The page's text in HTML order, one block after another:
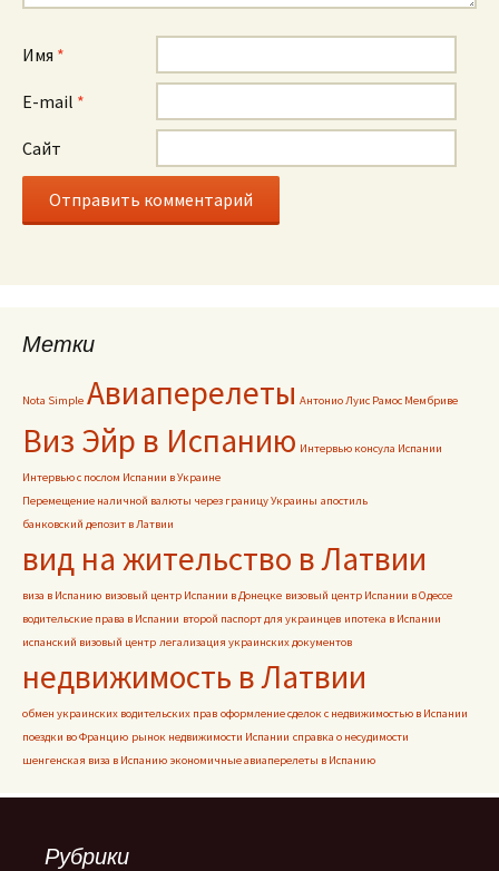
Имя *
E-mail *
Сайт
Метки
Nota Simple Авиаперелеты Антонио Луис Рамос Мембриве
Виз Эйр в Испанию Интервью консула Испании
Интервью с послом Испании в Украине
Перемещение наличной валюты через границу Украины апостиль
банковский депозит в Латвии
вид на жительство в Латвии
виза в Испанию визовый центр Испании в Донецке визовый центр Испании в Одессе
водительские права в Испании второй паспорт для украинцев ипотека в Испании
испанский визовый центр легализация украинских документов
недвижимость в Латвии
обмен украинских водительских прав оформление сделок с недвижимостью в Испании
поездки во Францию рынок недвижимости Испании справка о несудимости
шенгенская виза в Испанию экономичные авиаперелеты в Испанию
Рубрики